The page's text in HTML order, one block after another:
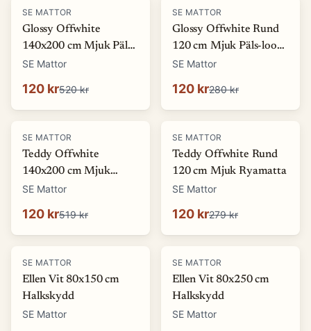
-77 %
SE MATTOR
Glossy Offwhite
140x200 cm Mjuk Päls-
look Matta
SE Mattor
120 kr520 kr
-57%
SE MATTOR
Glossy Offwhite Rund
120 cm Mjuk Päls-look
Matta
SE Mattor
120 kr280 kr
-77 %
SE MATTOR
Teddy Offwhite
140x200 cm Mjuk
Ryamatta
SE Mattor
120 kr519 kr
-57%
SE MATTOR
Teddy Offwhite Rund
120 cm Mjuk Ryamatta
SE Mattor
120 kr279 kr
-27 %
SE MATTOR
Ellen Vit 80x150 cm
Halkskydd
SE Mattor
SE MATTOR
Ellen Vit 80x250 cm
Halkskydd
SE Mattor